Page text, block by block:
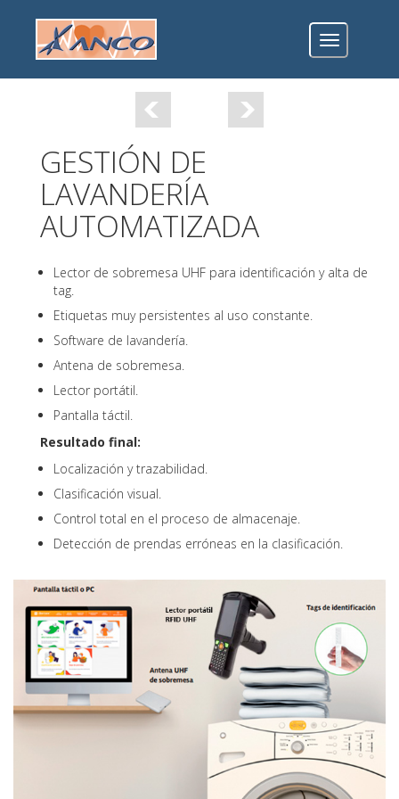
Toggle
navigation
GESTIÓN DE
LAVANDERÍA
AUTOMATIZADA
Lector de sobremesa UHF para identificación y alta de
tag.
Etiquetas muy persistentes al uso constante.
Software de lavandería.
Antena de sobremesa.
Lector portátil.
Pantalla táctil.
Resultado final:
Localización y trazabilidad.
Clasificación visual.
Control total en el proceso de almacenaje.
Detección de prendas erróneas en la clasificación.